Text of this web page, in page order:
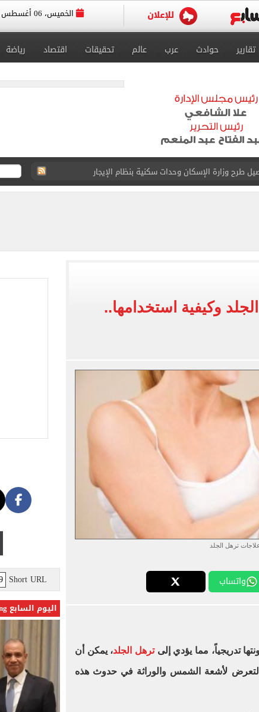
الخميس، 06 أغسطس 2026
تقارير حوادث عرب عالم تحقيقات اقتصاد رياضة
6661 قميصًا للنادى.. فيديو
إطلاق نار بولاية نورث كارولينا
أبطال أفريقيا والكونفدرالية اليوم
حصة مصر من تجارة الترانزيت ودعم حركة التجارة
وكيفية استخدامها..
ترهل الجلد
واتساب
تدريجياً، مما يؤدي إلىترهل الجلد، يمكن أن
لأشعة الشمس والوراثة في حدوث هذه
Short URL
اليوم السابع Trending